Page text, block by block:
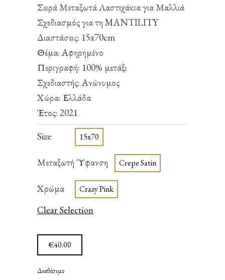
Σειρά Μεταξωτά Λαστιχάκια για Μαλλιά
Σχεδιασμός για τη MANTILITY
Διαστάσεις: 15x70cm
Θέμα: Αφηρημένο
Περιγραφή: 100% μετάξι
Σχεδιαστής: Ανώνυμος
Χώρα: Ελλάδα
Έτος: 2021
Size
15x70
Μεταξωτή Ύφανση Crepe Satin
Χρώμα Crazy Pink
Clear Selection
€40.00
Διαθέσιμο